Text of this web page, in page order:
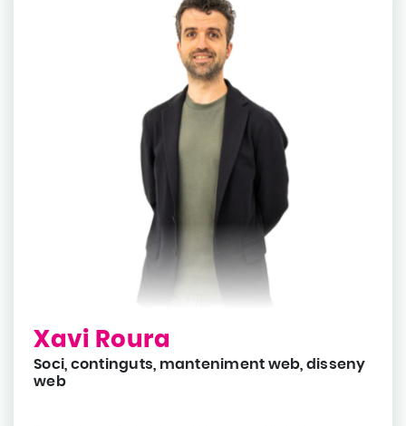
Xavi Roura
Soci, continguts, manteniment web, disseny
web